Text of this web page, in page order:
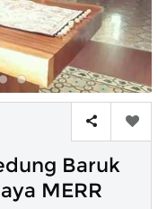
Baruk
MERR
Simpan